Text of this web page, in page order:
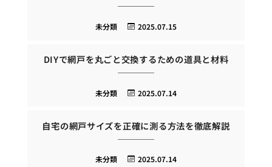
2025.07.15
未分類
DIYで網戸を丸ごと交換するための道具と材料
2025.07.14
未分類
自宅の網戸サイズを正確に測る方法を徹底解説
2025.07.14
未分類